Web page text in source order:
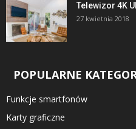
Telewizor 4K
27 kwietnia 2018
POPULARNE
Funkcje smartfonów
Karty graficzne